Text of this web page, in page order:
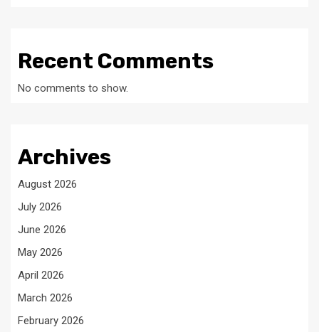
Recent Comments
No comments to show.
Archives
August 2026
July 2026
June 2026
May 2026
April 2026
March 2026
February 2026